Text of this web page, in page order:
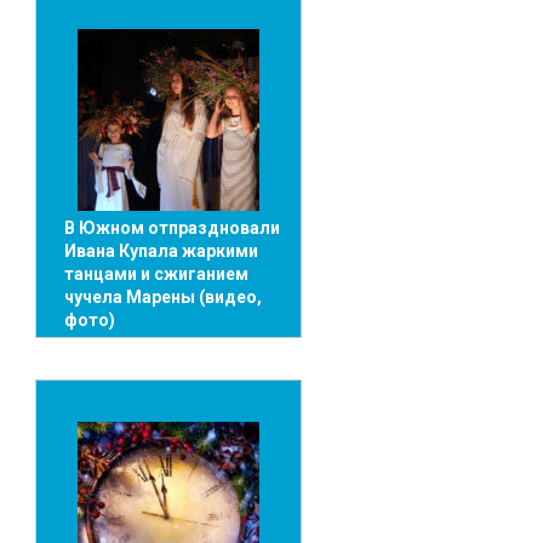
В Южном отпраздновали
Ивана Купала жаркими
танцами и сжиганием
чучела Марены (видео,
фото)